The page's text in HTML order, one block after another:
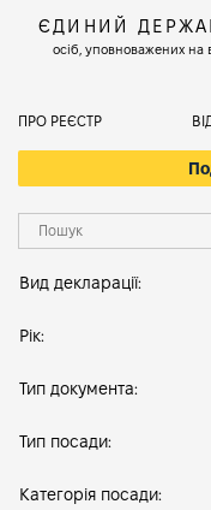
ЄДИНИЙ
осіб, уповноважених на
ПРО РЕЄСТР
Вид декларації:
Рік:
Тип документа:
Тип посади:
Категорія посади: